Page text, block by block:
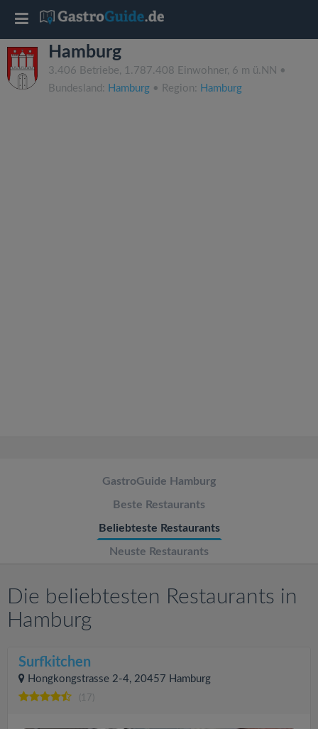
Hamburg
3.406 Betriebe, 1.787.408 Einwohner, 6 m ü.NN •
Bundesland: Hamburg • Region: Hamburg
GastroGuide Hamburg
Beste Restaurants
Beliebteste Restaurants
Neuste Restaurants
Die beliebtesten Restaurants in
Hamburg
Surfkitchen
Hongkongstrasse 2-4, 20457 Hamburg
(17)
T
o